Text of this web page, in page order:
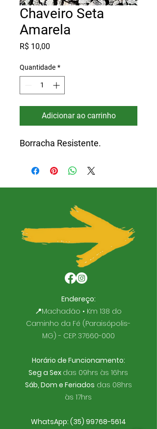
Chaveiro Seta
Amarela
R$ 10,00
Quantidade *
Adicionar ao carrinho
Borracha Resistente.
Endereço:
📍Machadão • Km 138 do
Caminho da Fé (Paraisópolis-
MG) - CEP: 37660-000
Horário de Funcionamento:
Seg a Sex das 09hrs às 16hrs
Sáb, Dom e Feriados das 08hrs
às 17hrs
WhatsApp: (35) 99768-5614